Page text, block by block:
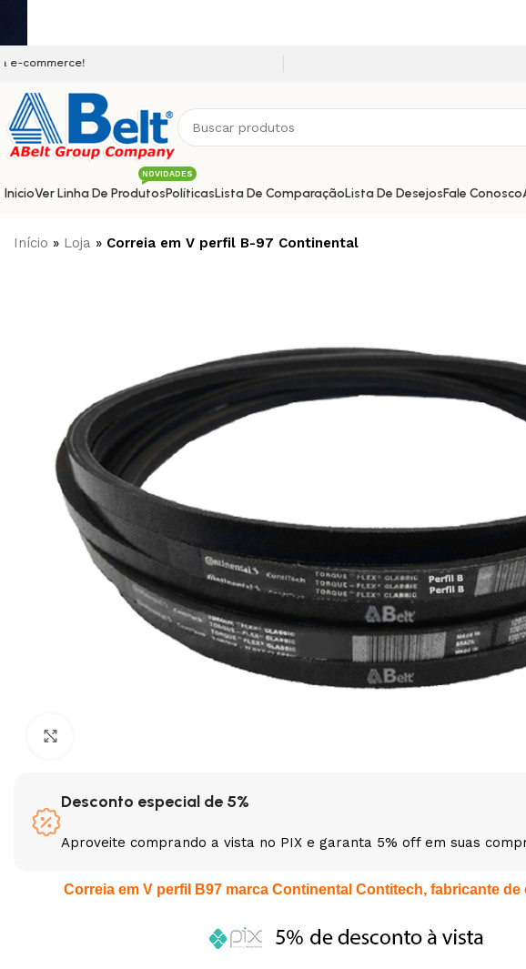
InicioVer Linha De Produtos
NOVIDADES
3L 3VX 5V
A AX B
D
PolíticasLista De ComparaçãoLista De DesejosFale Conosco
Início » Loja » Correia em V perfil B-97 Continental
Desconto especial de 5%
Aproveite comprando a vista no PIX e garanta 5% off em suas
Correia em V perfil B97 marca Continental Contitech, fabricante